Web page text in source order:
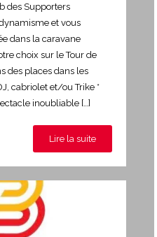
des Supporters
et vous
dans la caravane
choix sur le Tour de
des places dans les
cabriolet et/ou Trike *
inoubliable […]
Lire la suite